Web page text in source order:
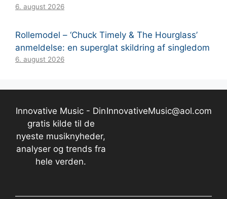
6. august 2026
Rollemodel – ‘Chuck Timely & The Hourglass’
anmeldelse: en superglat skildring af singledom
6. august 2026
Innovative Music - Din
gratis kilde til de
nyeste musiknyheder,
analyser og trends fra
hele verden.
InnovativeMusic@aol.com